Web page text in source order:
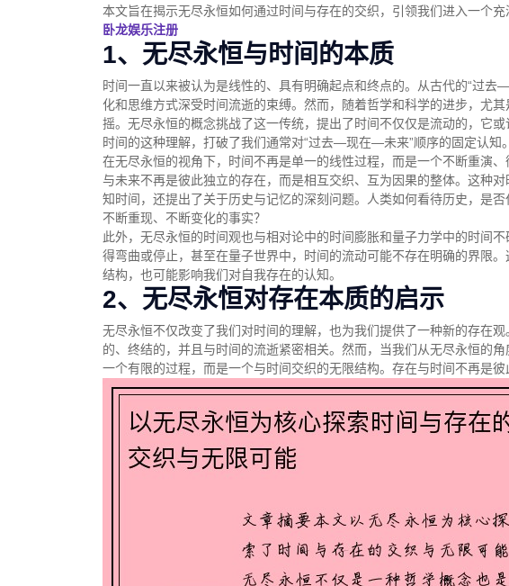
本文旨在揭示无尽永恒如何通过时间与存在的交织，引领我们进入一个充
卧龙娱乐注册
1、无尽永恒与时间的本质
时间一直以来被认为是线性的、具有明确起点和终点的。从古代的“过
化和思维方式深受时间流逝的束缚。然而，随着哲学和科学的进步，尤
摇。无尽永恒的概念挑战了这一传统，提出了时间不仅仅是流动的，它
时间的这种理解，打破了我们通常对“过去—现在—未来”顺序的固定认知。
在无尽永恒的视角下，时间不再是单一的线性过程，而是一个不断重演
与未来不再是彼此独立的存在，而是相互交织、互为因果的整体。这种
知时间，还提出了关于历史与记忆的深刻问题。人类如何看待历史，是
不断重现、不断变化的事实？
此外，无尽永恒的时间观也与相对论中的时间膨胀和量子力学中的时间
得弯曲或停止，甚至在量子世界中，时间的流动可能不存在明确的界限
结构，也可能影响我们对自我存在的认知。
2、无尽永恒对存在本质的启示
无尽永恒不仅改变了我们对时间的理解，也为我们提供了一种新的存在
的、终结的，并且与时间的流逝紧密相关。然而，当我们从无尽永恒的
一个有限的过程，而是一个与时间交织的无限结构。存在与时间不再是彼